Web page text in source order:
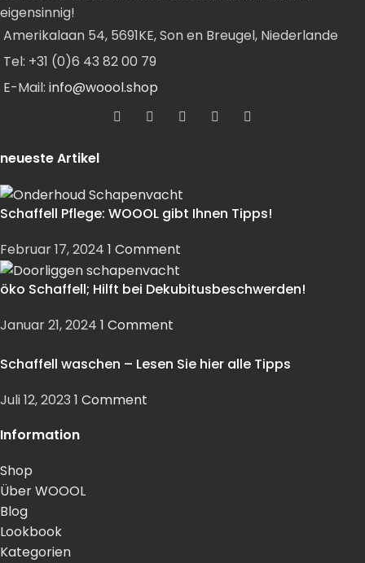
eigensinnig!
Amerikalaan 54, 5691KE, Son en Breugel, Niederlande
Tel: +31 (0)6 43 82 00 79
E-Mail: info@woool.shop
neueste Artikel
Schaffell Pflege: WOOOL gibt Ihnen Tipps!
Februar 17, 2024 1 Comment
öko Schaffell; Hilft bei Dekubitusbeschwerden!
Januar 21, 2024 1 Comment
Schaffell waschen – Lesen Sie hier alle Tipps
Juli 12, 2023 1 Comment
Information
Shop
Über WOOOL
Blog
Lookbook
Kategorien